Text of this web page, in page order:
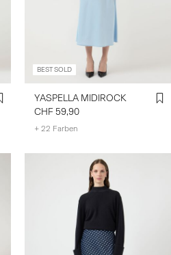
BEST SOLD
YASPELLA MIDIROCK
CHF 59,90
+ 22 Farben